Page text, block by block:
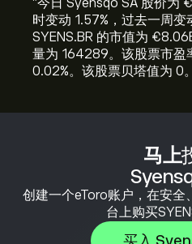
马上
创建一个eToro账户，在安全
台上购买
买入
"今日 Syensqo SA 股价为
时变动 ‎1.57‎%，过去一周变
SYENS.BR 的市值为
量为 164289。该股票市
0.02%。该股票贝塔值为 0